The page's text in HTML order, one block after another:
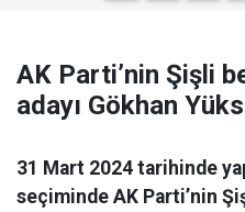
AK Parti’nin Şişli
adayı Gökhan
31 Mart 2024 tarihinde
seçiminde AK Parti’nin